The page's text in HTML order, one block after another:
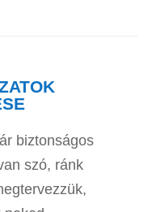
biztonságos
szó, ránk